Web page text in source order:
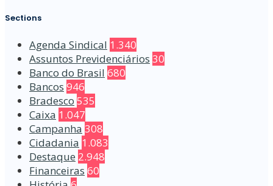
Sections
Agenda Sindical 1.340
Assuntos Previdenciários 30
Banco do Brasil 680
Bancos 946
Bradesco 535
Caixa 1.047
Campanha 308
Cidadania 1.083
Destaque 2.948
Financeiras 60